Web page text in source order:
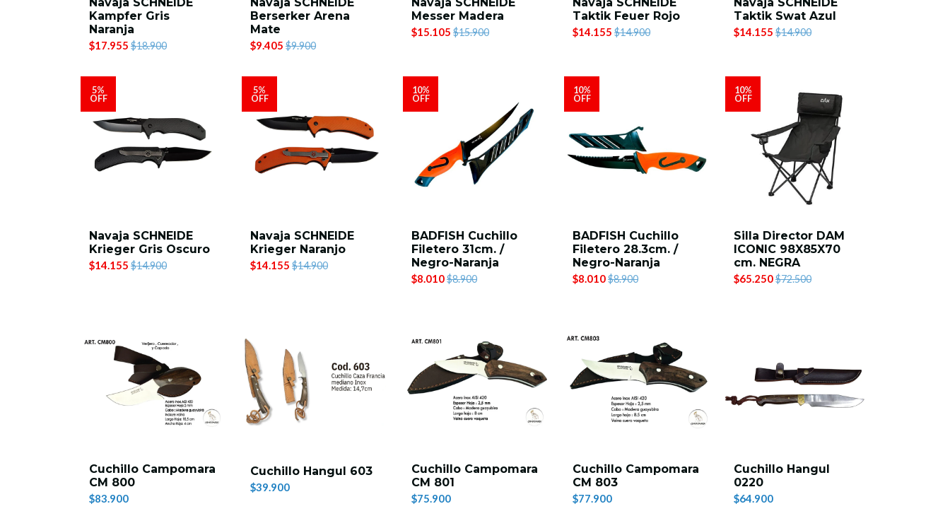
Kampfer Gris
Naranja
$17.955 $18.900
Berserker Arena
Mate
$9.405 $9.900
Messer Madera
$15.105 $15.900
Taktik Feuer Rojo
$14.155 $14.900
Taktik Swat Azul
$14.155 $14.900
5%
OFF
Navaja SCHNEIDE
Krieger Gris Oscuro
$14.155 $14.900
5%
OFF
Navaja SCHNEIDE
Krieger Naranjo
$14.155 $14.900
10%
OFF
BADFISH Cuchillo
Filetero 31cm. /
Negro-Naranja
$8.010$8.900
10%
OFF
BADFISH Cuchillo
Filetero 28.3cm. /
Negro-Naranja
$8.010$8.900
10%
OFF
Silla Director DAM
ICONIC 98X85X70
cm. NEGRA
$65.250$72.500
Cuchillo Campomara
CM 800
$83.900
Cuchillo Hangul 603
$39.900
Cuchillo Campomara
CM 801
$75.900
Cuchillo Campomara
CM 803
$77.900
Cuchillo Hangul
0220
$64.900